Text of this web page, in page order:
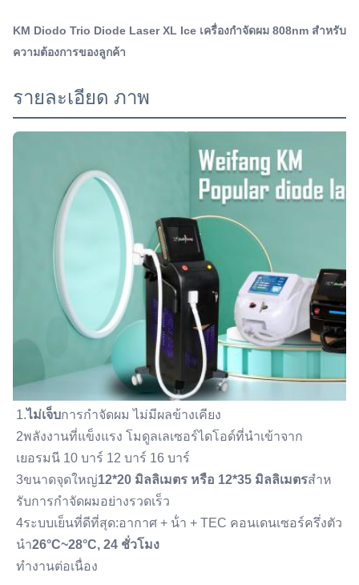
จัดผมอย่างรวดเร็ว4ระบบเ...
Name:
เครื่องกําจัดผมด้วยเลเซอร์ไดโอเดส
เลเซอร์ไดโอด
Style:
เครื่องเขียน
Feature:
กำจัดขน, กำจัดรูขุมขน, ฟื้นฟูผิว, กระชับผิว, เครื่องเลเซอร์
กำจัดขน
Application:
เพื่อการพาณิชย์
After-Sales Service Provided:
อะไหล่ฟรี, การสนับสนุนออนไลน์, การสนับสนุนทางเทคนิค
วิดีโอ, การติดตั้งภาคสนาม, การว่าจ้างและการฝึกอบร
Warranty:
2 ปี
Diode Laser Wavelength:
808nm ± 5nm หรือ 755/808/1064 ± 5nm
Big Spot Size 4Cm2:
14*14 มม., 12*20 มม., 15*27, 12*35
Skin Type:
ฉัน-VI
USA Coherent Laser Stack Power:
600W 800W 1,000W 1200W 1600W
Software Manu Language:
KM Diodo Trio Diode Laser XL Ice เครื่องกําจัดผม 808nm สําหรับ
ความต้องการของลูกค้า
รายละเอียด ภาพ
1.ไม่เจ็บการกําจัดผม ไม่มีผลข้างเคียง
2พลังงานที่แข็งแรง โมดูลเลเซอร์ไดโอด์ที่นําเข้าจาก
เยอรมนี 10 บาร์ 12 บาร์ 16 บาร์
3ขนาดจุดใหญ่12*20 มิลลิเมตร หรือ 12*35 มิลลิเมตรสําห
รับการกําจัดผมอย่างรวดเร็ว
4ระบบเย็นที่ดีที่สุด:อากาศ + น้ํา + TEC คอนเดนเซอร์ครึ่งตัว
นํา26°C~28°C, 24 ชั่วโมง
ทํางานต่อเนื่อง